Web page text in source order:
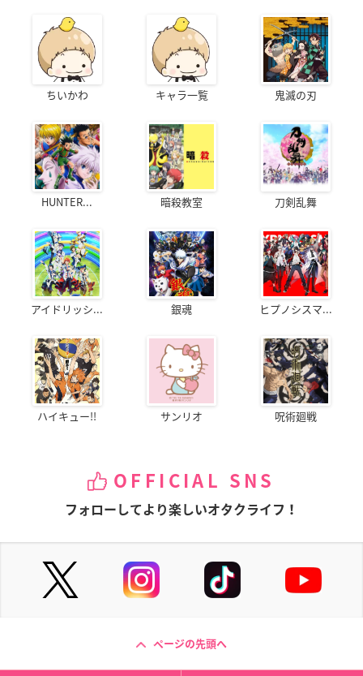
ちいかわ キャラ一覧 鬼滅の刃
HUNTER... 暗殺教室 刀剣乱舞
アイドリッシ... 銀魂 ヒプノシスマ...
ハイキュー!! サンリオ 呪術廻戦
OFFICIAL SNS
フォローしてより楽しいオタクライフ！
ページの先頭へ